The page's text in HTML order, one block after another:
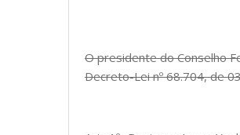
O presidente do Conselho
Decreto-Lei nº 68.704, de